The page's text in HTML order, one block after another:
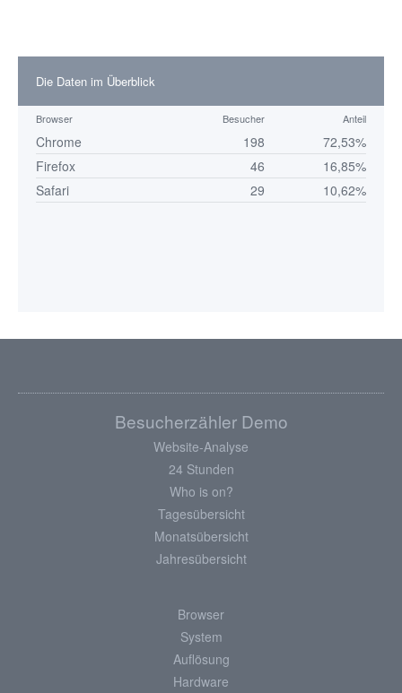
Die Daten im Überblick
Browser Besucher Anteil
Chrome 198
72,53%
Firefox
46
16,85%
Safari
29 10,62%
Besucherzähler Demo
Website-Analyse
24 Stunden
Who is on?
Tagesübersicht
Monatsübersicht
Jahresübersicht
Browser
System
Auflösung
Hardware